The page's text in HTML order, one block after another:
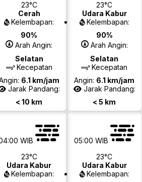
23°C
Cerah
Kelembapan:
90%
Arah Angin:
Selatan
Kecepatan
6.1 km/jam
Jarak Pandang:
< 10 km
23°C
Udara Kabur
Kelembapan:
90%
Arah Angin:
Selatan
Kecepatan
Angin: 6.1 km/jam
Jarak Pandang:
< 5 km
WIB
23°C
Udara Kabur
Kelembapan:
05:00 WIB
23°C
Udara Kabur
Kelembapan: